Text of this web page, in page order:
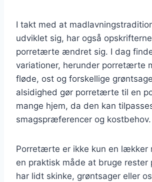
I takt med at
udviklet sig, har også
porretærte ændret sig. I dag
variationer, herunder porretærte
fløde, ost og forskellige
alsidighed gør porretærte til en
mange hjem, da den kan
smagspræferencer og kostbehov.
Porretærte er ikke kun en lækker
en praktisk måde at bruge rester
har lidt skinke, grøntsager eller